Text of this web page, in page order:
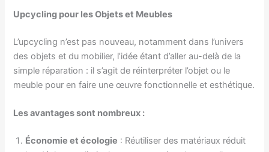
Upcycling pour les Objets et Meubles
L’upcycling n’est pas nouveau, notamment dans l’univers
des objets et du mobilier, l’idée étant d’aller au-delà de la
simple réparation : il s’agit de réinterpréter l’objet ou le
meuble pour en faire une œuvre fonctionnelle et esthétique.
Les avantages sont nombreux :
Économie et écologie : Réutiliser des matériaux réduit